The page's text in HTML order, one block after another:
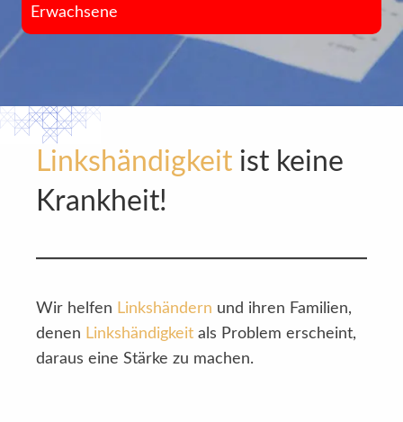
Erwachsene
Linkshändigkeit ist keine
Krankheit!
Wir helfen Linkshändern und ihren Familien,
denen Linkshändigkeit als Problem erscheint,
daraus eine Stärke zu machen.